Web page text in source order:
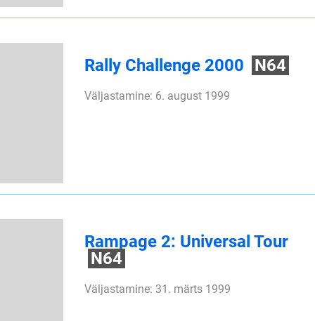
Rally Challenge 2000 N64
Väljastamine: 6. august 1999
Rampage 2: Universal Tour
N64
Väljastamine: 31. märts 1999